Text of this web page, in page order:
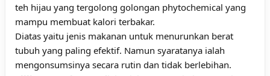
teh hijau yang tergolong golongan phytochemical yang
mampu membuat kalori terbakar.
Diatas yaitu jenis makanan untuk menurunkan berat
tubuh yang paling efektif. Namun syaratanya ialah
mengonsumsinya secara rutin dan tidak berlebihan.